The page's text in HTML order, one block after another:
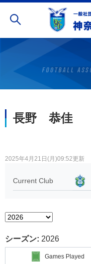
長野 恭佳
2025年4月21日(月)09:52更新
Current Club
シーズン: 2026
Games Played